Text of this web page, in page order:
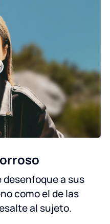
a sus
como el de las
al sujeto.